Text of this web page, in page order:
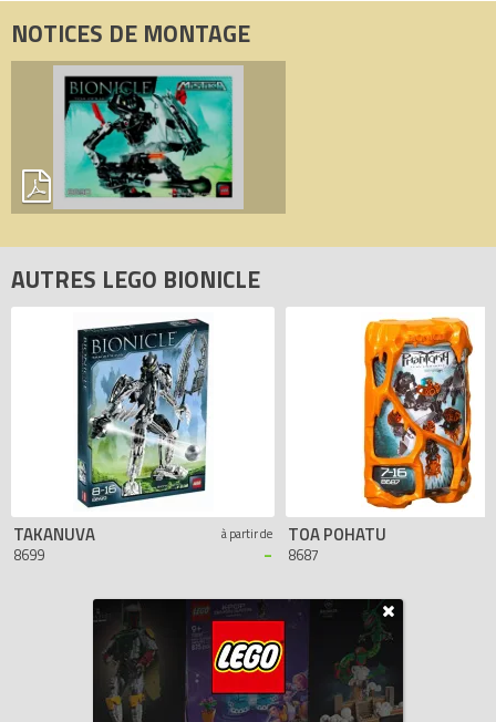
NOTICES DE MONTAGE
AUTRES LEGO BIONICLE
TAKANUVA
8699
à partir de
-
TOA POHATU
8687